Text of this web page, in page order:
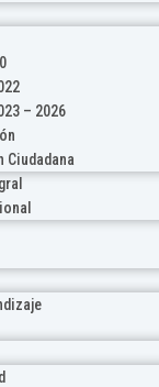
– 2026
Ciudadana